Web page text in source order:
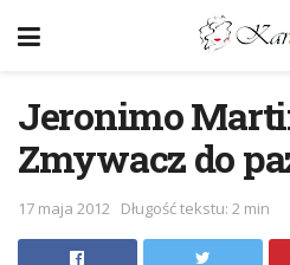
Jeronimo
Zmywacz do
17 maja 2012 Długość tekstu: 2 min